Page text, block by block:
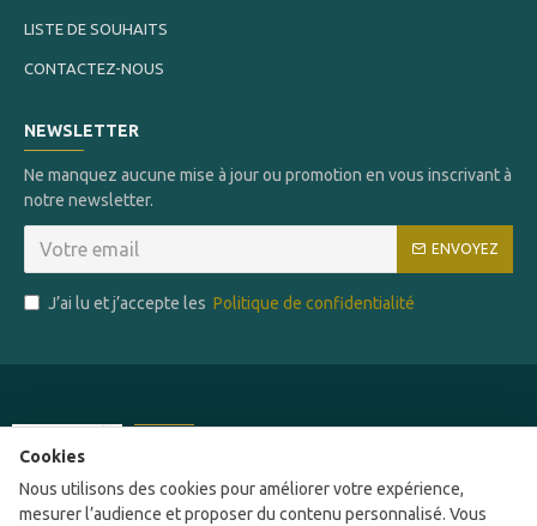
LISTE DE SOUHAITS
CONTACTEZ-NOUS
NEWSLETTER
Ne manquez aucune mise à jour ou promotion en vous inscrivant à
notre newsletter.
ENVOYEZ
J’ai lu et j’accepte les Politique de confidentialité
dans le cadre du programme FEDER-FSE+
Réunion dont l'Autorité de gestion est la Région
Cookies
Nous utilisons des cookies pour améliorer votre expérience,
mesurer l’audience et proposer du contenu personnalisé. Vous